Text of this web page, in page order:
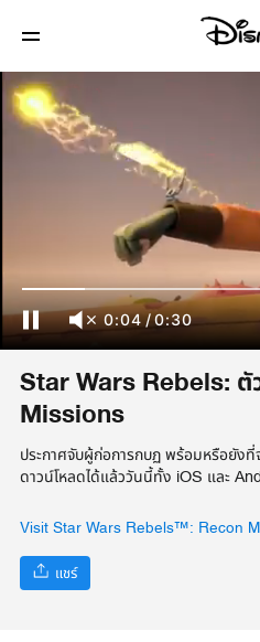
0:04/0:30
Star Wars Rebels:
Missions
ประกาศจับผู้ก่อการกบฏ พร้อมหรือยัง
ดาวน์โหลดได้แล้ววันนี้ทั้ง iOS และ
Visit Star Wars Rebels™: Recon
แชร์